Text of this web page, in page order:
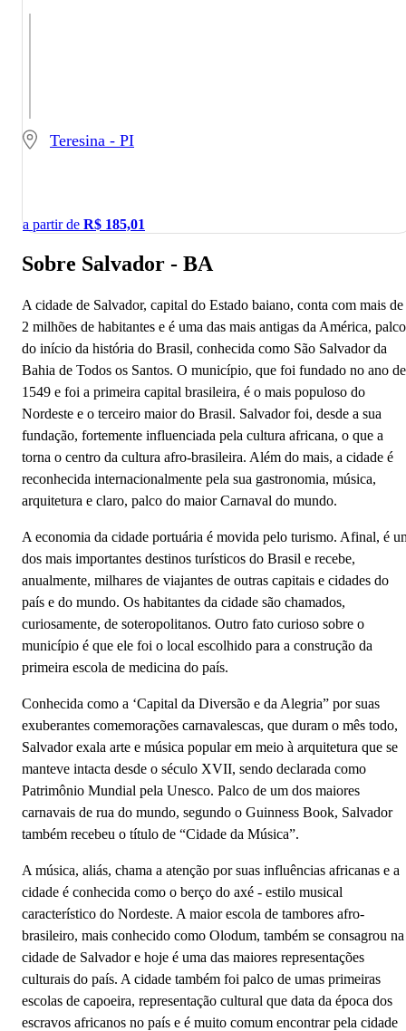
Teresina - PI
a partir de R$ 185,01
Sobre Salvador - BA
A cidade de Salvador, capital do Estado baiano, conta com mais de
2 milhões de habitantes e é uma das mais antigas da América, palco
do início da história do Brasil, conhecida como São Salvador da
Bahia de Todos os Santos. O município, que foi fundado no ano de
1549 e foi a primeira capital brasileira, é o mais populoso do
Nordeste e o terceiro maior do Brasil. Salvador foi, desde a sua
fundação, fortemente influenciada pela cultura africana, o que a
torna o centro da cultura afro-brasileira. Além do mais, a cidade é
reconhecida internacionalmente pela sua gastronomia, música,
arquitetura e claro, palco do maior Carnaval do mundo.
A economia da cidade portuária é movida pelo turismo. Afinal, é
dos mais importantes destinos turísticos do Brasil e recebe,
anualmente, milhares de viajantes de outras capitais e cidades do
país e do mundo. Os habitantes da cidade são chamados,
curiosamente, de soteropolitanos. Outro fato curioso sobre o
município é que ele foi o local escolhido para a construção da
primeira escola de medicina do país.
Conhecida como a ‘Capital da Diversão e da Alegria” por suas
exuberantes comemorações carnavalescas, que duram o mês todo,
Salvador exala arte e música popular em meio à arquitetura que se
manteve intacta desde o século XVII, sendo declarada como
Patrimônio Mundial pela Unesco. Palco de um dos maiores
carnavais de rua do mundo, segundo o Guinness Book, Salvador
também recebeu o título de “Cidade da Música”.
A música, aliás, chama a atenção por suas influências africanas e a
cidade é conhecida como o berço do axé - estilo musical
característico do Nordeste. A maior escola de tambores afro-
brasileiro, mais conhecido como Olodum, também se consagrou na
cidade de Salvador e hoje é uma das maiores representações
culturais do país. A cidade também foi palco de umas primeiras
escolas de capoeira, representação cultural que data da época dos
escravos africanos no país e é muito comum encontrar pela cidade